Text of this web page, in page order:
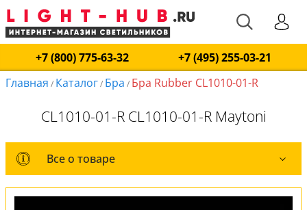
+7 (800) 775-63-32
+7 (495) 255-03-21
Главная / Каталог/ Бра / Бра Rubber CL1010-01-R
CL1010-01-R CL1010-01-R Maytoni
Все о товаре
Все о товаре